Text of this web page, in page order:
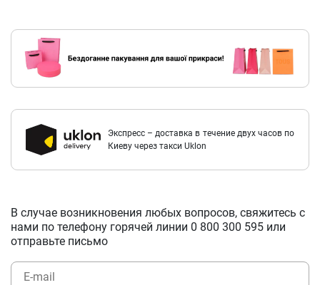
Экспресс – доставка в течение двух часов по
Киеву через такси Uklon
В случае возникновения любых вопросов, свяжитесь с
нами по телефону горячей линии 0 800 300 595 или
отправьте письмо